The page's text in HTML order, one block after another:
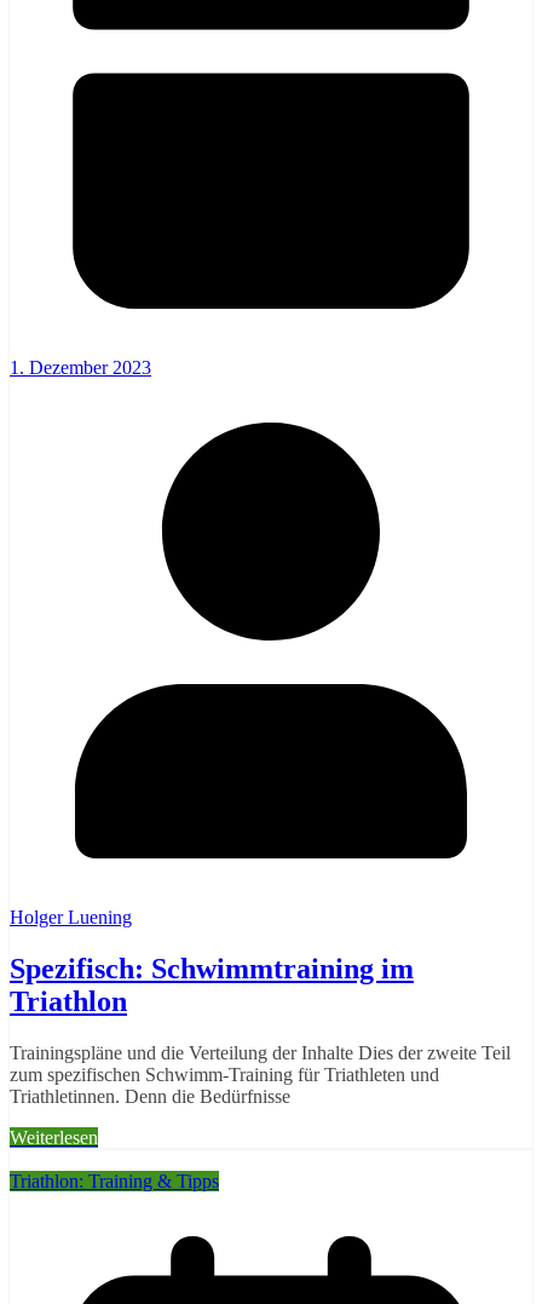
1. Dezember 2023
Holger Luening
Spezifisch: Schwimmtraining im
Triathlon
Trainingspläne und die Verteilung der Inhalte Dies der zweite Teil
zum spezifischen Schwimm-Training für Triathleten und
Triathletinnen. Denn die Bedürfnisse
Weiterlesen
Triathlon: Training & Tipps